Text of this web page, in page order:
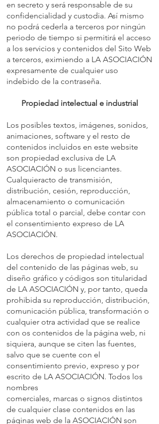
en secreto y será responsable de su
confidencialidad y custodia. Así mismo
no podrá cederla a terceros por ningún
periodo de tiempo si permitirá el acceso
a los servicios y contenidos del Sito Web
a terceros, eximiendo a LA ASOCIACIÓN
expresamente de cualquier uso
indebido de la contraseña.
Propiedad intelectual e industrial
Los posibles textos, imágenes, sonidos,
animaciones, software y el resto de
contenidos incluidos en este website
son propiedad exclusiva de LA
ASOCIACIÓN o sus licenciantes.
Cualquieracto de transmisión,
distribución, cesión, reproducción,
almacenamiento o comunicación
pública total o parcial, debe contar con
el consentimiento expreso de LA
ASOCIACIÓN.
Los derechos de propiedad intelectual
del contenido de las páginas web, su
diseño gráfico y códigos son titularidad
de LA ASOCIACIÓN y, por tanto, queda
prohibida su reproducción, distribución,
comunicación pública, transformación o
cualquier otra actividad que se realice
con os contenidos de la página web, ni
siquiera, aunque se citen las fuentes,
salvo que se cuente con el
consentimiento previo, expreso y por
escrito de LA ASOCIACIÓN. Todos los
nombres
comerciales, marcas o signos distintos
de cualquier clase contenidos en las
páginas web de la ASOCIACIÓN son